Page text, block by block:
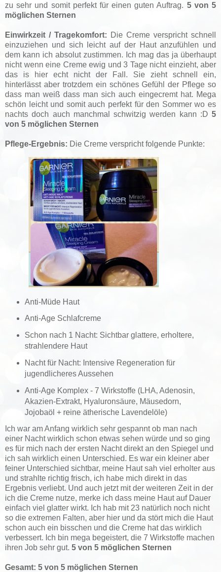
zu sehr und somit perfekt für einen guten Auftrag. 5 von 5
möglichen Sternen
Einwirkzeit / Tragekomfort: Die Creme verspricht schnell
einzuziehen und sich leicht auf der Haut anzufühlen und
dem kann ich absolut zustimmen. Ich mag das ja überhaupt
nicht wenn eine Creme ewig und 3 Tage nicht einzieht, aber
das is hier echt nicht der Fall. Sie zieht schnell ein,
hinterlässt aber trotzdem ein schönes Gefühl der Pflege so
dass man weiß dass man sich auch eingecremt hat. Mega
schön leicht und somit auch perfekt für den Sommer wo es
nachts doch auch manchmal schwitzig werden kann :D 5
von 5 möglichen Sternen
Pflege-Ergebnis: Die Creme verspricht folgende Punkte:
Anti-Müde Haut
Anti-Age Schlafcreme
Schon nach 1 Nacht: Sichtbar glattere, erholtere,
strahlendere Haut
Nacht für Nacht: Intensive Regeneration für
jugendlicheres Aussehen
Anti-Age Komplex - 7 Wirkstoffe (LHA, Adenosin,
Akazien-Extrakt, Hyaluronsäure, Mäusedorn,
Jojobaöl + reine ätherische Lavendelöle)
Ich war am Anfang wirklich sehr gespannt ob man nach
einer Nacht wirklich schon etwas sehen würde und so ging
es für mich nach der ersten Nacht direkt an den Spiegel und
ich sah wirklich einen Unterschied. Es war ein kleiner aber
feiner Unterschied sichtbar, meine Haut sah viel erholter aus
und strahlte richtig frisch, ich habe mich direkt in das
Ergebnis verliebt. Und auch jetzt mit der weiteren Zeit in der
ich die Creme nutze, merke ich dass meine Haut auf Dauer
einfach viel glatter wirkt. Ich hab mit 23 natürlich noch nicht
so die extremen Falten, aber hier und da stört mich die Haut
schon auch ein bisschen und die Creme hat das wirklich
verbessert. Ich bin mega begeistert, die 7 Wirkstoffe machen
ihren Job sehr gut. 5 von 5 möglichen Sternen
Gesamt: 5 von 5 möglichen Sternen